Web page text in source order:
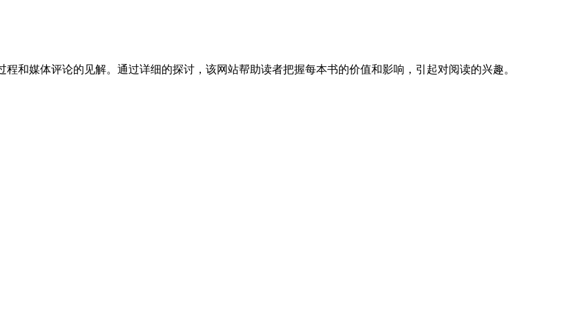
和媒体评论的见解。通过详细的探讨，该网站帮助读者把握每本书的价值和影响，引起对阅读的兴趣。